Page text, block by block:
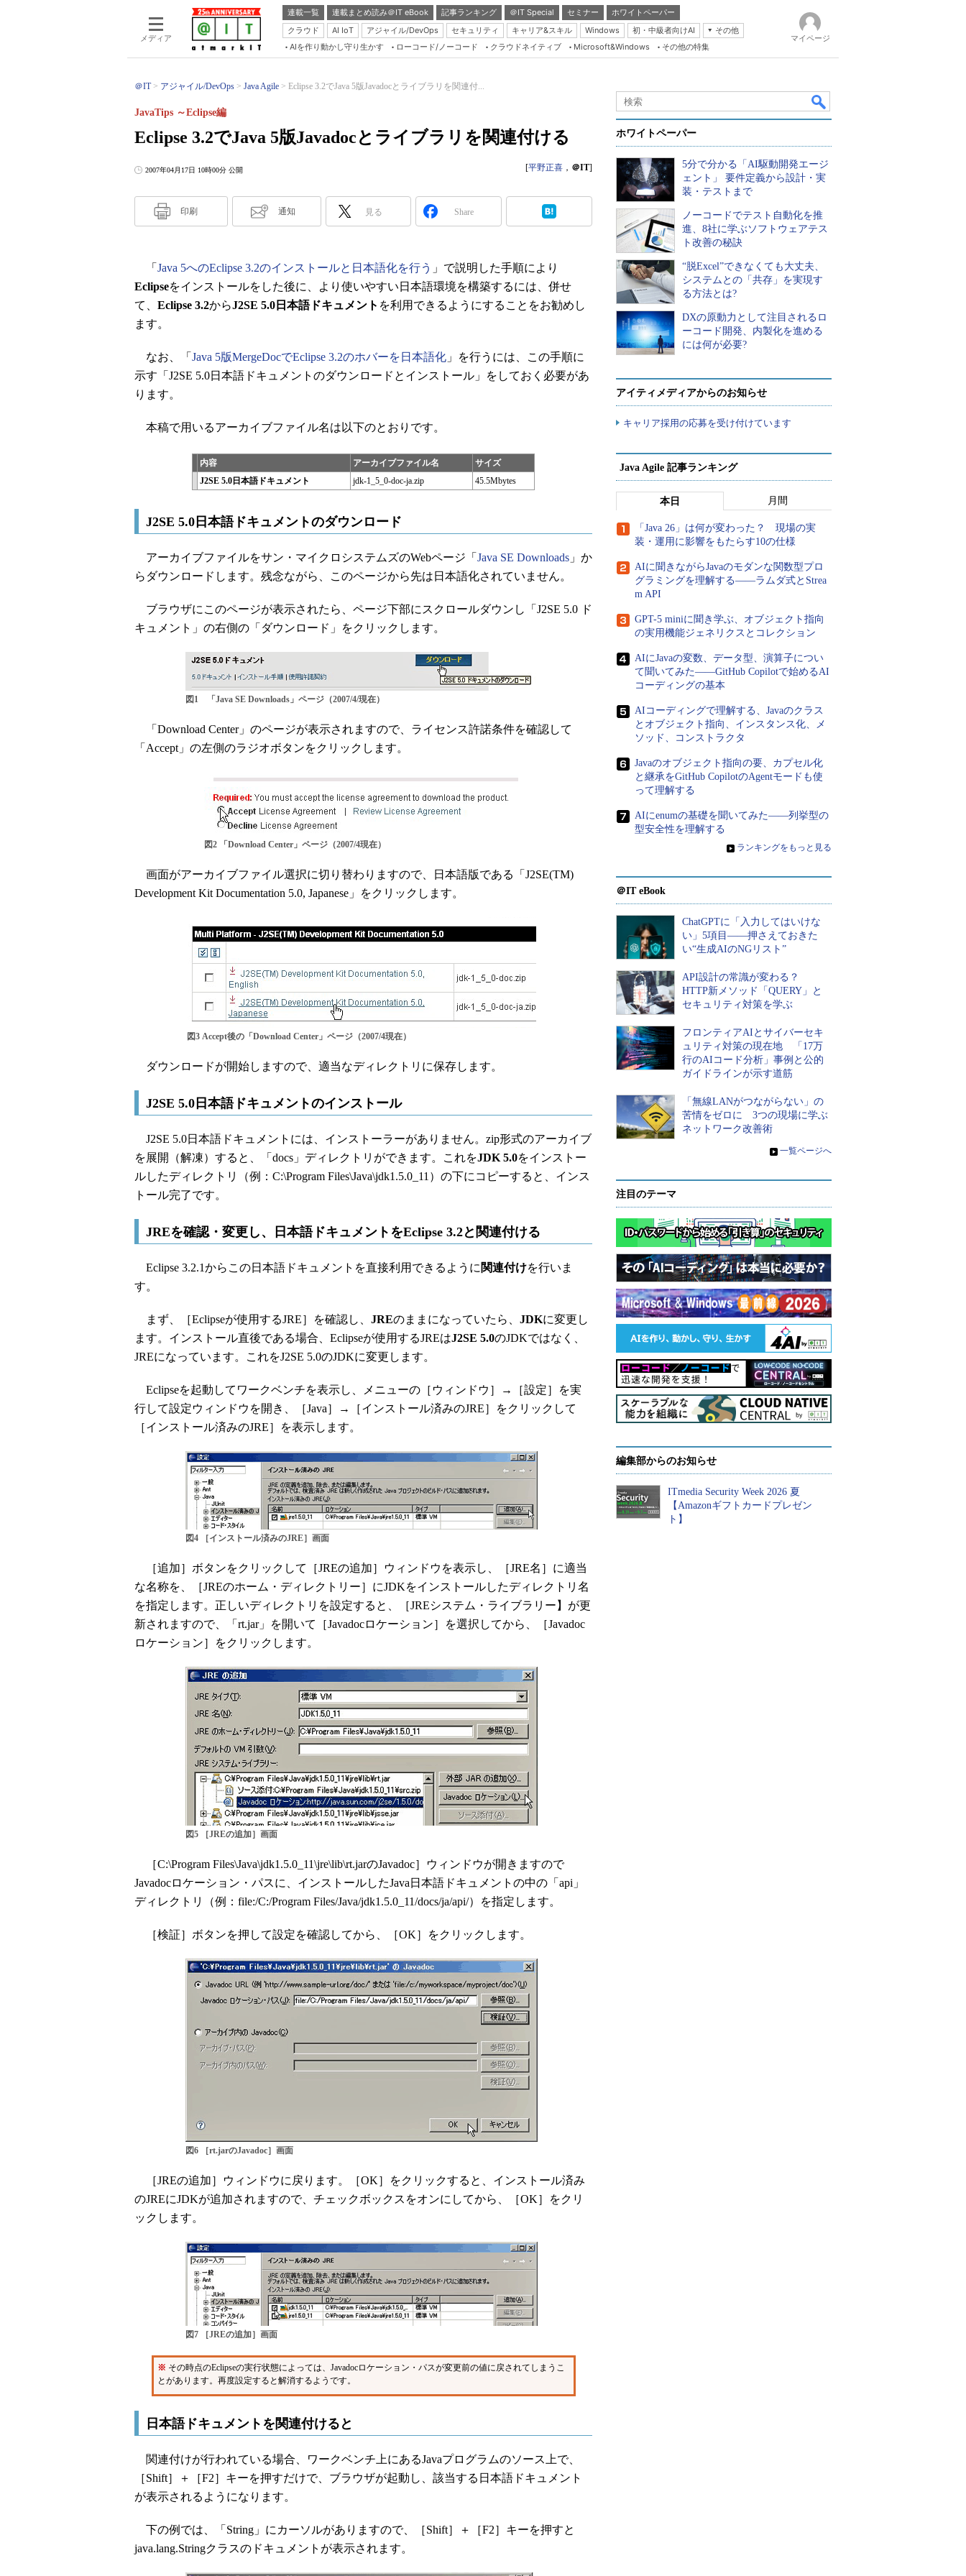
メディア
連載一覧 連載まとめ読み＠IT eBook 記事ランキング ＠IT Special セミナー
ホワイトペーパー
クラウド
AI IoT アジャイル/DevOps セキュリティ キャリア&スキル Windows 初・中級者向けAI
その他
Server & Storage
Java Agile
Database Expert
Master of IP Network
Security & Trust
Insider.NET
ブログ
AIを作り動かし守り生かす ローコード/ノーコード クラウドネイティブ Microsoft&Windows その他の特集
マイページ
＠IT アジャイル/DevOps Java Agile Eclipse 3.2でJava 5版Javadocとライブラリを関連付...
Eclipse 3.2でJava 5版Javadocとライブラリを関連付ける
JavaTips ～Eclipse編
2007年04月17日 10時00分 公開 [平野正喜 ， ＠IT]
印刷 通知 見る Share
「 Java 5へのEclipse 3.2のインストールと日本語化を行う 」で説明した手順により
Eclipseをインストールをした後に、より使いやすい日本語環境を構築するには、併せ
て、 Eclipse 3.2からJ2SE 5.0日本語ドキュメント を利用できるようにすることをお勧めし
ます。
なお、「 Java 5版MergeDocでEclipse 3.2のホバーを日本語化 」を行うには、この手順に
示す「J2SE 5.0日本語ドキュメントのダウンロードとインストール」をしておく必要があ
ります。
本稿で用いるアーカイブファイル名は以下のとおりです。
内容 アーカイブファイル名
サイズ
J2SE 5.0日本語ドキュメント
jdk-1_5_0-doc-ja.zip 45.5Mbytes
J2SE 5.0日本語ドキュメントのダウンロード
アーカイブファイルをサン・マイクロシステムズのWebページ「 Java SE Downloads 」か
らダウンロードします。残念ながら、このページから先は日本語化されていません。
ブラウザにこのページが表示されたら、ページ下部にスクロールダウンし「J2SE 5.0 ド
キュメント」の右側の「ダウンロード」をクリックします。
図1 「Java SE Downloads」ページ（2007/4/現在）
「Download Center」のページが表示されますので、ライセンス許諾条件を確認して
「Accept」の左側のラジオボタンをクリックします。
図2 「Download Center」ページ（2007/4現在）
画面がアーカイブファイル選択に切り替わりますので、日本語版である「J2SE(TM)
Development Kit Documentation 5.0, Japanese」をクリックします。
図3 Accept後の「Download Center」ページ（2007/4現在）
ダウンロードが開始しますので、適当なディレクトリに保存します。
J2SE 5.0日本語ドキュメントのインストール
J2SE 5.0日本語ドキュメントには、インストーラーがありません。zip形式のアーカイブ
を展開（解凍）すると、「docs」ディレクトリができます。これをJDK 5.0をインストー
ルしたディレクトリ（例：C:\Program Files\Java\jdk1.5.0_11）の下にコピーすると、インス
トール完了です。
JREを確認・変更し、日本語ドキュメントをEclipse 3.2と関連付ける
Eclipse 3.2.1からこの日本語ドキュメントを直接利用できるように 関連付けを行いま
す。
まず、［Eclipseが使用するJRE］を確認し、 JREのままになっていたら、 JDKに変更し
ます。インストール直後である場合、Eclipseが使用するJREはJ2SE 5.0のJDKではなく、
JREになっています。これをJ2SE 5.0のJDKに変更します。
Eclipseを起動してワークベンチを表示し、メニューの［ウィンドウ］→［設定］を実
行して設定ウィンドウを開き、［Java］→［インストール済みのJRE］をクリックして
［インストール済みのJRE］を表示します。
図4 ［インストール済みのJRE］画面
［追加］ボタンをクリックして［JREの追加］ウィンドウを表示し、［JRE名］に適当
な名称を、［JREのホーム・ディレクトリー］にJDKをインストールしたディレクトリ名
を指定します。正しいディレクトリを設定すると、［JREシステム・ライブラリー】が更
新されますので、「rt.jar」を開いて［Javadocロケーション］を選択してから、［Javadoc
ロケーション］をクリックします。
図5 ［JREの追加］画面
［C:\Program Files\Java\jdk1.5.0_11\jre\lib\rt.jarのJavadoc］ウィンドウが開きますので
Javadocロケーション・パスに、インストールしたJava日本語ドキュメントの中の「api」
ディレクトリ（例：file:/C:/Program Files/Java/jdk1.5.0_11/docs/ja/api/）を指定します。
［検証］ボタンを押して設定を確認してから、［OK］をクリックします。
図6 ［rt.jarのJavadoc］画面
［JREの追加］ウィンドウに戻ります。［OK］をクリックすると、インストール済み
のJREにJDKが追加されますので、チェックボックスをオンにしてから、［OK］をクリ
ックします。
図7 ［JREの追加］画面
※ その時点のEclipseの実行状態によっては、Javadocロケーション・パスが変更前の値に戻されてしまうこ
とがあります。再度設定すると解消するようです。
日本語ドキュメントを関連付けると
関連付けが行われている場合、ワークベンチ上にあるJavaプログラムのソース上で、
［Shift］＋［F2］キーを押すだけで、ブラウザが起動し、該当する日本語ドキュメント
が表示されるようになります。
下の例では、「String」にカーソルがありますので、［Shift］＋［F2］キーを押すと
java.lang.Stringクラスのドキュメントが表示されます。
ホワイトペーパー
5分で分かる「AI駆動開発エージ
ェント」 要件定義から設計・実
装・テストまで
ノーコードでテスト自動化を推
進、8社に学ぶソフトウェアテス
ト改善の秘訣
“脱Excel”できなくても大丈夫、
システムとの「共存」を実現す
る方法とは?
DXの原動力として注目されるロ
ーコード開発、内製化を進める
には何が必要?
アイティメディアからのお知らせ
キャリア採用の応募を受け付けています
Java Agile 記事ランキング
本日 月間
「Java 26」は何が変わった？ 現場の実
装・運用に影響をもたらす10の仕様
AIに聞きながらJavaのモダンな関数型プロ
グラミングを理解する――ラムダ式とStrea
m API
GPT-5 miniに聞き学ぶ、オブジェクト指向
の実用機能ジェネリクスとコレクション
AIにJavaの変数、データ型、演算子につい
て聞いてみた――GitHub Copilotで始めるAI
コーディングの基本
AIコーディングで理解する、Javaのクラス
とオブジェクト指向、インスタンス化、メ
ソッド、コンストラクタ
Javaのオブジェクト指向の要、カプセル化
と継承をGitHub CopilotのAgentモードも使
って理解する
AIにenumの基礎を聞いてみた――列挙型の
型安全性を理解する
» ランキングをもっと見る
＠IT eBook
ChatGPTに「入力してはいけな
い」5項目――押さえておきた
い“生成AIのNGリスト”
API設計の常識が変わる？
HTTP新メソッド「QUERY」と
セキュリティ対策を学ぶ
フロンティアAIとサイバーセキ
ュリティ対策の現在地 「17万
行のAIコード分析」事例と公的
ガイドラインが示す道筋
「無線LANがつながらない」の
苦情をゼロに 3つの現場に学ぶ
ネットワーク改善術
» 一覧ページへ
注目のテーマ
編集部からのお知らせ
ITmedia Security Week 2026 夏
【Amazonギフトカードプレゼン
ト】